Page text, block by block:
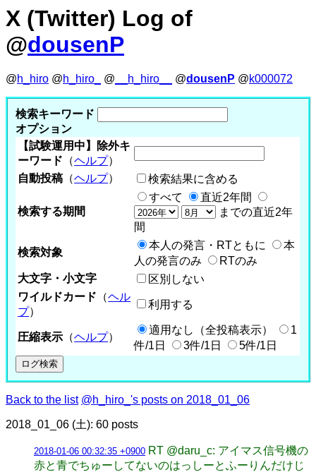
X (Twitter) Log of
@dousenP
@h_hiro @h_hiro_ @ __h_hiro__ @dousenP @k000072
検索キーワード
オプション
【試験運用中】除外キ
ーワード （ヘルプ）
自動投稿 （ヘルプ） 検索結果に含める
検索する期間
すべて
直近2年間
までの直近2年
間
検索対象
本人の発言・RTともに
本
人の発言のみ
RTのみ
大文字・小文字
区別しない
ワイルドカード （ヘル
プ）
利用する
圧縮表示 （ヘルプ）
適用なし（全投稿表示）
1
件/1日
3件/1日 5件/1日
Back to the list @h_hiro_'s posts on 2018_01_06
2018_01_06 (土): 60 posts
2018-01-06 00:32:35 +0900 RT @daru_c: アイマス信号機の
赤と青でちゅーしてないのはっしーとふーりんだけじ